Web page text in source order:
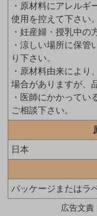
・原材料にアレルギ
使用を控えて下さい。
・妊産婦・授乳中の
・涼しい場所に保管
り下さい。
・原材料由来により
場合がありますが、
・医師にかかってい
ご相談下さい。
日本
パッケージまたはラ
広告文